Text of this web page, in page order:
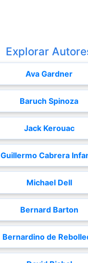
Explorar
Ava Gardner
Baruch Spinoza
Jack Kerouac
Guillermo Cabrera
Michael Dell
Bernard Barton
Bernardino de